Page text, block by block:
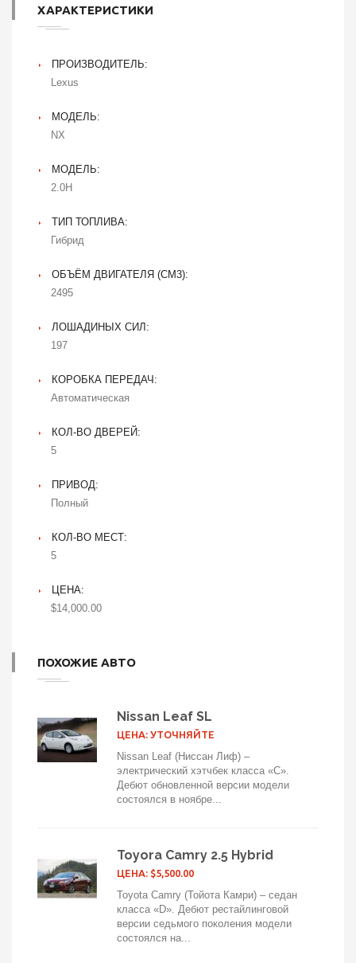
ХАРАКТЕРИСТИКИ
ПРОИЗВОДИТЕЛЬ:
Lexus
МОДЕЛЬ:
NX
МОДЕЛЬ:
2.0H
ТИП ТОПЛИВА:
Гибрид
ОБЪЁМ ДВИГАТЕЛЯ (CM3):
2495
ЛОШАДИНЫХ СИЛ:
197
КОРОБКА ПЕРЕДАЧ:
Автоматическая
КОЛ-ВО ДВЕРЕЙ:
5
ПРИВОД:
Полный
КОЛ-ВО МЕСТ:
5
ЦЕНА:
$14,000.00
ПОХОЖИЕ АВТО
Nissan Leaf SL
ЦЕНА: УТОЧНЯЙТЕ
Nissan Leaf (Ниссан Лиф) –
электрический хэтчбек класса «С».
Дебют обновленной версии модели
состоялся в ноябре...
Toyora Camry 2.5 Hybrid
ЦЕНА: $5,500.00
Toyota Camry (Тойота Камри) – седан
класса «D». Дебют рестайлинговой
версии седьмого поколения модели
состоялся на...